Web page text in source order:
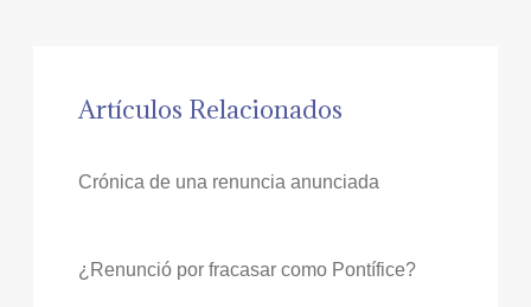
Artículos Relacionados
Crónica de una renuncia anunciada
¿Renunció por fracasar como Pontífice?